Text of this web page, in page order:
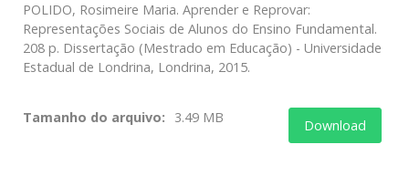
POLIDO, Rosimeire Maria. Aprender e Reprovar:
Representações Sociais de Alunos do Ensino Fundamental.
208 p. Dissertação (Mestrado em Educação) - Universidade
Estadual de Londrina, Londrina, 2015.
Tamanho do arquivo: 3.49 MB Download